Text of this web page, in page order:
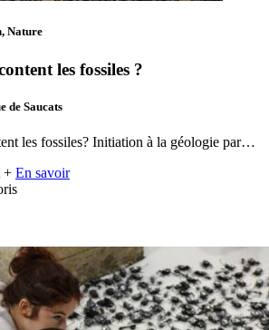
Nature
les fossiles ?
de Saucats
les fossiles? Initiation à la géologie par…
+ En savoir